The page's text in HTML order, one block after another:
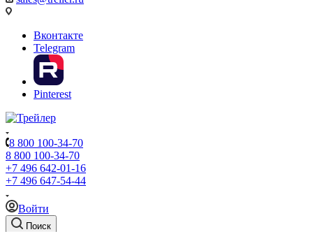
Вконтакте
Telegram
Pinterest
8 800 100-34-70
8 800 100-34-70
+7 496 642-01-16
+7 496 647-54-44
Войти
Поиск